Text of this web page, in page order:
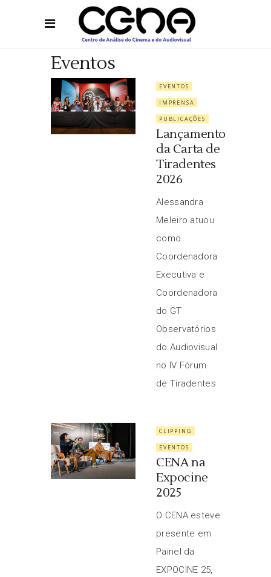
Eventos
EVENTOS
IMPRENSA
PUBLICAÇÕES
Lançamento
da Carta de
Tiradentes
2026
Alessandra
Meleiro atuou
como
Coordenadora
Executiva e
Coordenadora
do GT
Observatórios
do Audiovisual
no IV Fórum
de Tiradentes
CLIPPING
EVENTOS
CENA na
Expocine
2025
O CENA esteve
presente em
Painel da
EXPOCINE 25,